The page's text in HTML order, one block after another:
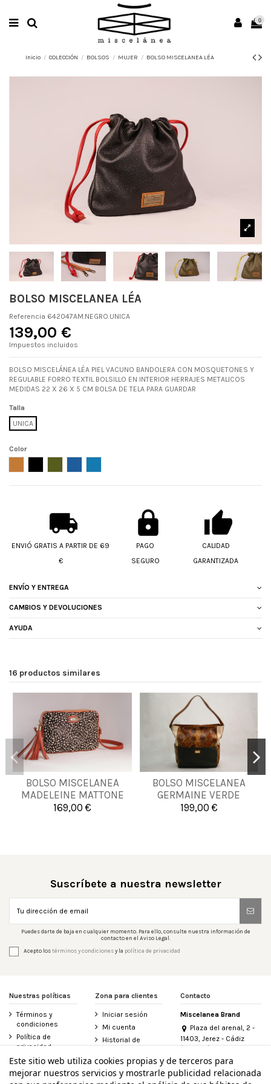
0
Inicio COLECCIÓN BOLSOS MUJER BOLSO MISCELANEA LÉA
BOLSO MISCELANEA LÉA
Referencia 642047AM.NEGRO.UNICA
139,00 €
Impuestos incluidos
BOLSO MISCELÁNEA LÉA PIEL VACUNO BANDOLERA CON MOSQUETONES Y
REGULABLE FORRO TEXTIL BOLSILLO EN INTERIOR HERRAJES METALICOS
MEDIDAS 22 X 26 X 5 CM BOLSA DE TELA PARA GUARDAR
Talla
UNICA
Color
ENVIÓ GRATIS A PARTIR DE 69
€
PAGO
SEGURO
CALIDAD
GARANTIZADA
ENVÍO Y ENTREGA
CAMBIOS Y DEVOLUCIONES
AYUDA
16 productos similares
BOLSO MISCELANEA
MADELEINE MATTONE
169,00 €
UNICA
Añadir al carrito
BOLSO MISCELANEA
GERMAINE VERDE
199,00 €
UNICA
Añadir al carrito
Suscríbete a nuestra newsletter
Puedes darte de baja en cualquier momento. Para ello, consulte nuestra información de
contacto en el Aviso Legal.
Acepto lostérminos y condicionesy la política de privacidad
Nuestras políticas
Términos y
condiciones
Política de
privacidad
Aviso legal
Política de
cookies
Zona para clientes
Iniciar sesión
Mi cuenta
Historial de
Contacte con
nosotros
Contacto
Miscelanea Brand
Plaza del arenal, 2 -
11403, Jerez - Cádiz
(España)
956 155 340
info@miscelanea.online
Este sitio web utiliza cookies propias y de terceros para
mejorar nuestros servicios y mostrarle publicidad relacionada